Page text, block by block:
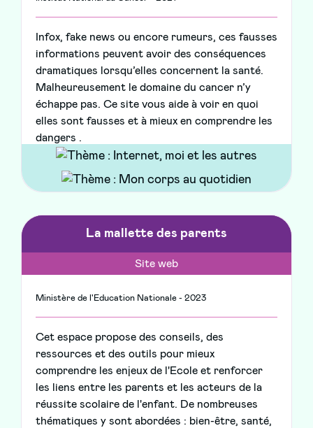
Infox, fake news ou encore rumeurs, ces fausses
informations peuvent avoir des conséquences
dramatiques lorsqu’elles concernent la santé.
Malheureusement le domaine du cancer n’y
échappe pas. Ce site vous aide à voir en quoi
elles sont fausses et à mieux en comprendre les
dangers .
La mallette des parents
Site web
Ministère de l'Education Nationale - 2023
Cet espace propose des conseils, des
ressources et des outils pour mieux
comprendre les enjeux de l'Ecole et renforcer
les liens entre les parents et les acteurs de la
réussite scolaire de l'enfant. De nombreuses
thématiques y sont abordées : bien-être, santé,